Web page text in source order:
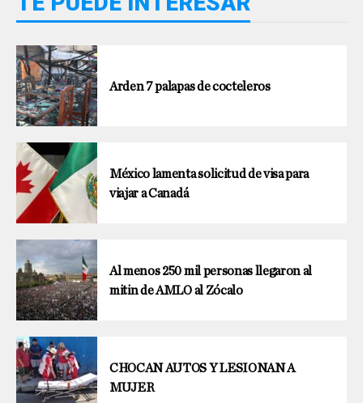
Arden 7 palapas de cocteleros
México lamenta solicitud de visa para
viajar a Canadá
Al menos 250 mil personas llegaron al
mitin de AMLO al Zócalo
CHOCAN AUTOS Y LESIONAN A
MUJER